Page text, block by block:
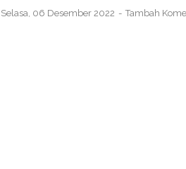
Selasa, 06 Desember 2022 Tambah